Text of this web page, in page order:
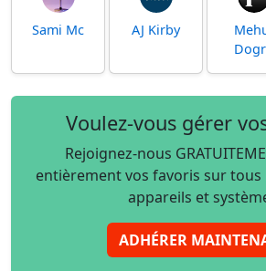
Sami Mc AJ Kirby
Voulez-vous gérer
Rejoignez-nous
entièrement vos favoris sur tous
appareils et
ADHÉRER